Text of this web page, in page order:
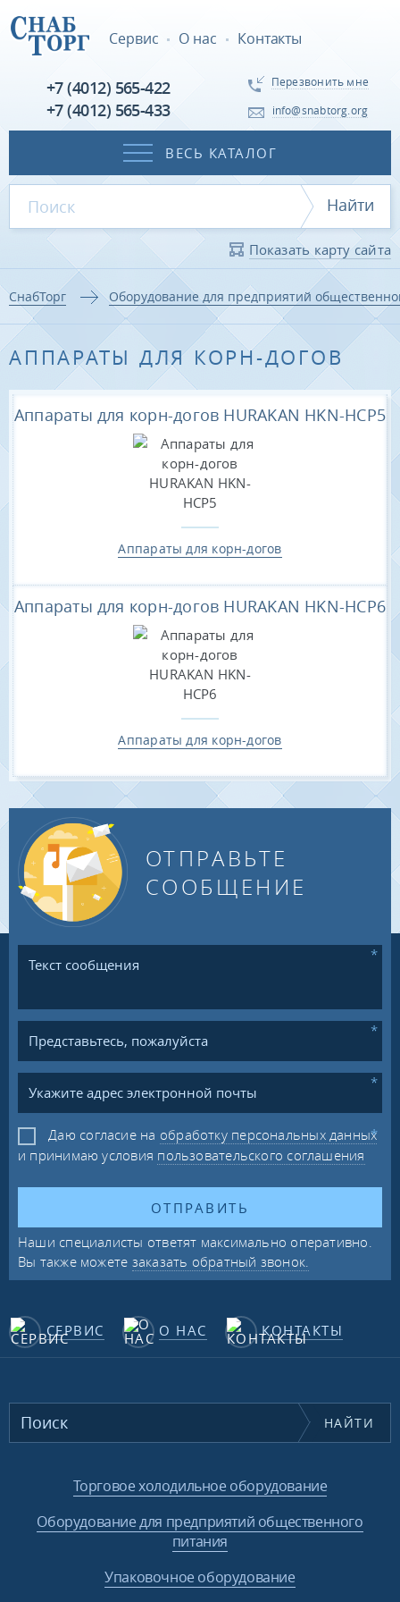
Сервис О нас Контакты
+7 (4012) 565-422
+7 (4012) 565-433
Перезвонить мне
info@snabtorg.org
ВЕСЬ КАТАЛОГ
Найти
Показать карту сайта
СнабТорг Оборудование для предприятий
АППАРАТЫ ДЛЯ КОРН-ДОГОВ
Аппараты для корн-догов HURAKAN HKN-HCP5
Аппараты для корн-догов
Аппараты для корн-догов HURAKAN HKN-HCP6
Аппараты для корн-догов
ОТПРАВЬТЕ
СООБЩЕНИЕ
Даю согласие на обработку персональных данных
и принимаю условия пользовательского соглашения
ОТПРАВИТЬ
Наши специалисты ответят максимально оперативно.
Вы также можете заказать обратный звонок.
СЕРВИС О НАС КОНТАКТЫ
НАЙТИ
Торговое холодильное оборудование
Оборудование для предприятий общественного
питания
Упаковочное оборудование